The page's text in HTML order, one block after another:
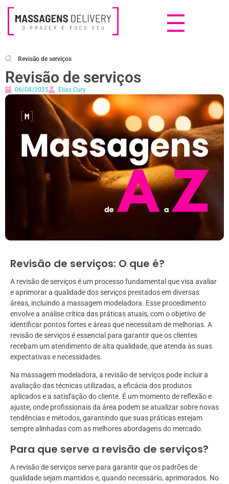
Revisão de serviços
Revisão de serviços
06/08/2025 Elias Cury
Revisão de serviços: O que é?
A revisão de serviços é um processo fundamental que visa avaliar
e aprimorar a qualidade dos serviços prestados em diversas
áreas, incluindo a massagem modeladora. Esse procedimento
envolve a análise crítica das práticas atuais, com o objetivo de
identificar pontos fortes e áreas que necessitam de melhorias. A
revisão de serviços é essencial para garantir que os clientes
recebam um atendimento de alta qualidade, que atenda às suas
expectativas e necessidades.
Na massagem modeladora, a revisão de serviços pode incluir a
avaliação das técnicas utilizadas, a eficácia dos produtos
aplicados e a satisfação do cliente. É um momento de reflexão e
ajuste, onde profissionais da área podem se atualizar sobre novas
tendências e métodos, garantindo que suas práticas estejam
sempre alinhadas com as melhores abordagens do mercado.
Para que serve a revisão de serviços?
A revisão de serviços serve para garantir que os padrões de
qualidade sejam mantidos e, quando necessário, aprimorados. No